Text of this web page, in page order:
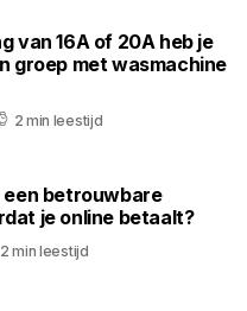
van 16A of 20A heb je
groep met wasmachine
2 min leestijd
een betrouwbare
je online betaalt?
2 min leestijd